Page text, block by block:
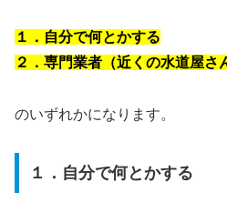
１．自分で何とかする
２．専門業者（近くの水道屋さ
のいずれかになります。
１．自分で何とかする